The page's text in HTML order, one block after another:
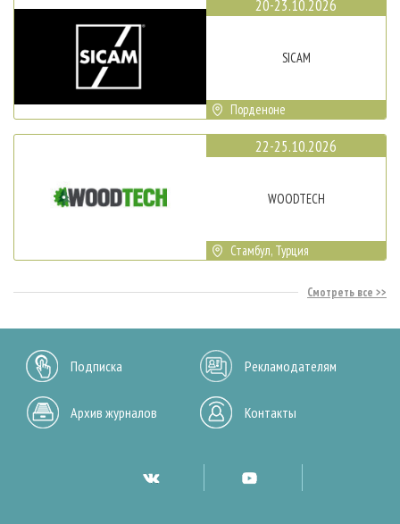
20-23.10.2026
SICAM
Порденоне
22-25.10.2026
WOODTECH
Стамбул, Турция
Смотреть все
Подписка Рекламодателям
Архив журналов Контакты